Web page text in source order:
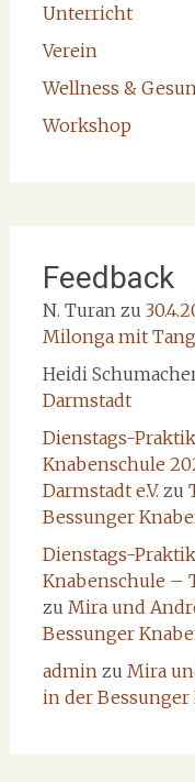
Unterricht
Verein
Wellness &
Workshop
Feedback
N. Turan zu
Milonga mit
Heidi
Darmstadt
Dienstags-
Knabenschule
Darmstadt e.V.zu
Bessunger
Dienstags-
Knabenschule –
zu Mira und
Bessunger
admin zu Mira
in der Bessunger